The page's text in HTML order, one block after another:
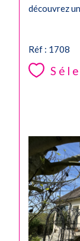
découvrez
Réf : 1708